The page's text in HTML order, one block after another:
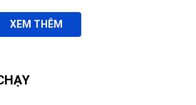
XEM THÊM